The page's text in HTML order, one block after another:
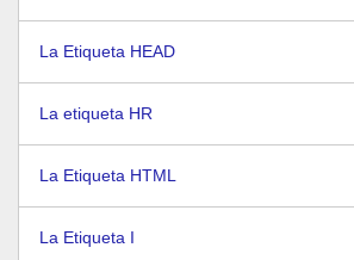
La Etiqueta HEAD
La etiqueta HR
La Etiqueta HTML
La Etiqueta I